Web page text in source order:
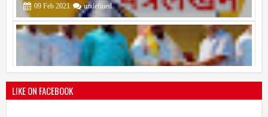
श्री मल्लिकार्जुन प्रशालेकडून उमाकांत गाढवे यांचा सत्कार
25 Mar 2021 undefined
LIKE ON FACEBOOK